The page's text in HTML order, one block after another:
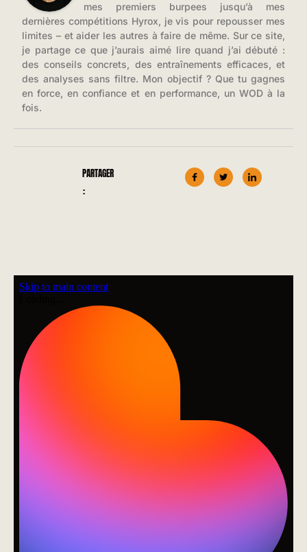
mes premiers burpees jusqu’à mes
dernières compétitions Hyrox, je vis pour repousser mes
limites – et aider les autres à faire de même. Sur ce site,
je partage ce que j’aurais aimé lire quand j’ai débuté :
des conseils concrets, des entraînements efficaces, et
des analyses sans filtre. Mon objectif ? Que tu gagnes
en force, en confiance et en performance, un WOD à la
fois.
PARTAGER
: